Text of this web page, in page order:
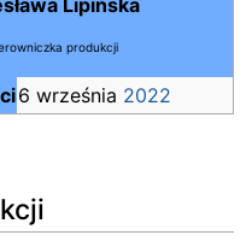
produkcji
6 września 2022